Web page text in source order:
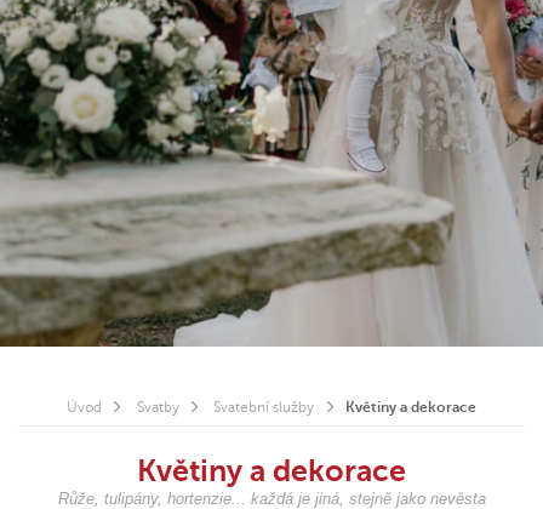
Úvod Svatby Svatební služby Květiny a dekorace
Květiny a dekorace
Růže, tulipány, hortenzie... každá je jiná, stejně jako nevěsta